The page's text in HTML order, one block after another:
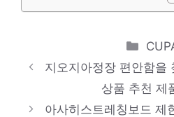
지오지아정장 편안함을
상품 추천 제
아사히스트레칭보드 제